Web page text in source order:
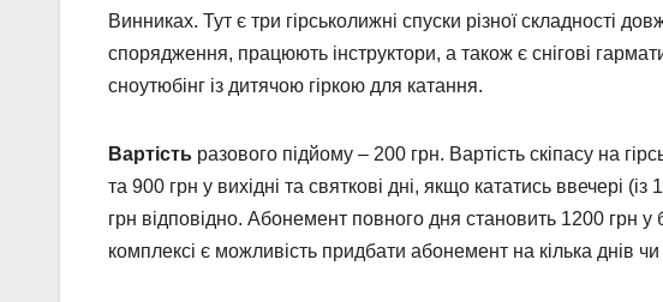
Винниках. Тут є три гірськолижні спуски різної складності
спорядження, працюють інструктори, а також є снігові
сноутюбінг із дитячою гіркою для катання.
Вартість разового підйому – 200 грн. Вартість скіпасу на
та 900 грн у вихідні та святкові дні, якщо кататись ввечері
грн відповідно. Абонемент повного дня становить 1200 грн у
комплексі є можливість придбати абонемент на кілька днів